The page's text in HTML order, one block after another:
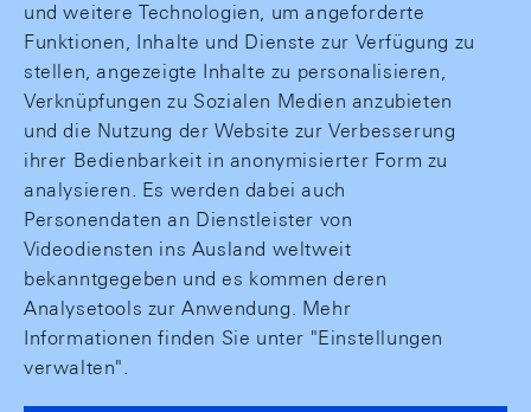
und weitere Technologien, um angeforderte
Funktionen, Inhalte und Dienste zur Verfügung zu
stellen, angezeigte Inhalte zu personalisieren,
Verknüpfungen zu Sozialen Medien anzubieten
und die Nutzung der Website zur Verbesserung
ihrer Bedienbarkeit in anonymisierter Form zu
analysieren. Es werden dabei auch
Personendaten an Dienstleister von
Videodiensten ins Ausland weltweit
bekanntgegeben und es kommen deren
Analysetools zur Anwendung. Mehr
Informationen finden Sie unter "Einstellungen
verwalten".